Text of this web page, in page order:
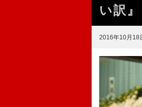
い訳』
2016年10月18